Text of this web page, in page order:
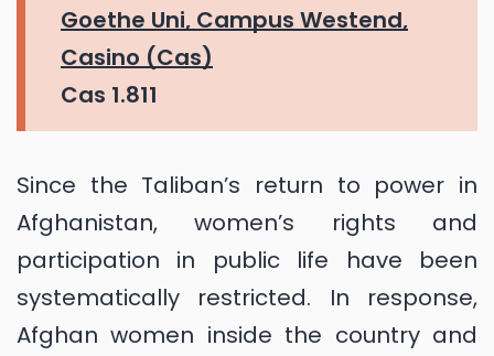
Goethe Uni, Campus Westend,
Casino (Cas)
Cas 1.811
Since the Taliban’s return to power in
Afghanistan, women’s rights and
participation in public life have been
systematically restricted. In response,
Afghan women inside the country and